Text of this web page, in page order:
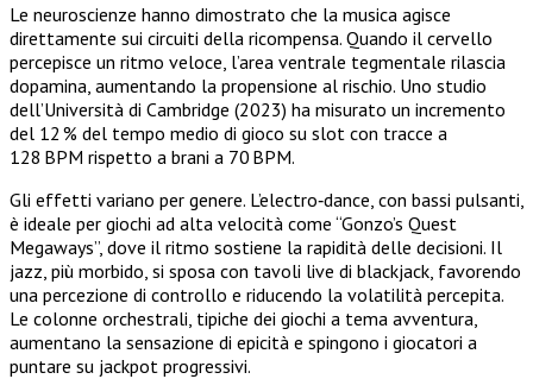
Le neuroscienze hanno dimostrato che la musica agisce
direttamente sui circuiti della ricompensa. Quando il cervello
percepisce un ritmo veloce, l’area ventrale tegmentale rilascia
dopamina, aumentando la propensione al rischio. Uno studio
dell’Università di Cambridge (2023) ha misurato un incremento
del 12 % del tempo medio di gioco su slot con tracce a
128 BPM rispetto a brani a 70 BPM.
Gli effetti variano per genere. L’electro‑dance, con bassi pulsanti,
è ideale per giochi ad alta velocità come “Gonzo’s Quest
Megaways”, dove il ritmo sostiene la rapidità delle decisioni. Il
jazz, più morbido, si sposa con tavoli live di blackjack, favorendo
una percezione di controllo e riducendo la volatilità percepita.
Le colonne orchestrali, tipiche dei giochi a tema avventura,
aumentano la sensazione di epicità e spingono i giocatori a
puntare su jackpot progressivi.